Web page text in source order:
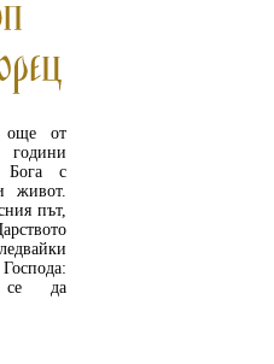
още от
Бога с
живот.
път,
се да